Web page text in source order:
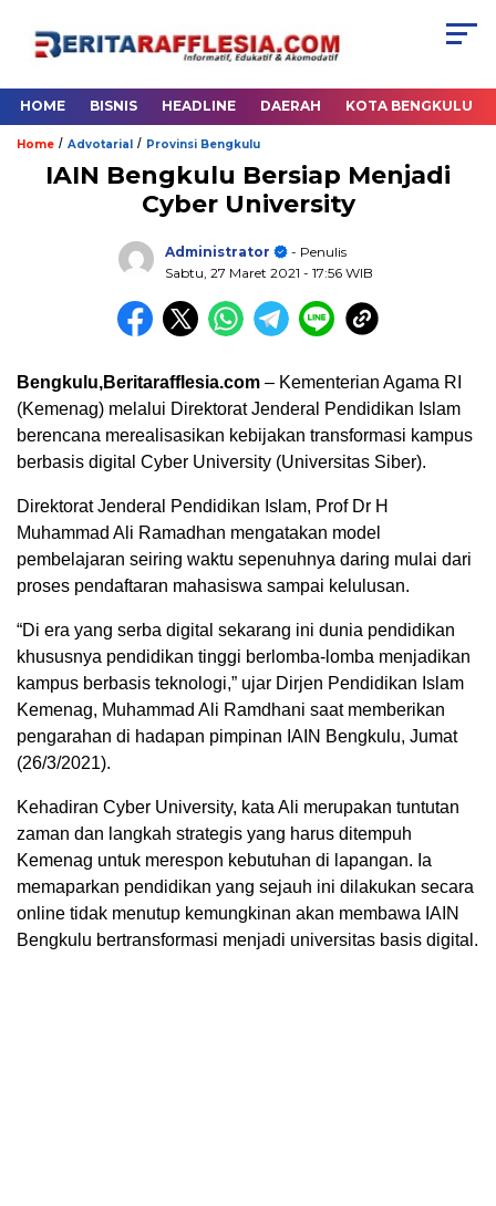
HOME BISNIS HEADLINE DAERAH KOTA BENGKULU
Home / Advotarial / Provinsi Bengkulu
IAIN Bengkulu Bersiap Menjadi
Cyber University
Administrator
- Penulis
Sabtu, 27 Maret 2021 - 17:56 WIB
Bengkulu,Beritarafflesia.com – Kementerian Agama RI
(Kemenag) melalui Direktorat Jenderal Pendidikan Islam
berencana merealisasikan kebijakan transformasi kampus
berbasis digital Cyber University (Universitas Siber).
Direktorat Jenderal Pendidikan Islam, Prof Dr H
Muhammad Ali Ramadhan mengatakan model
pembelajaran seiring waktu sepenuhnya daring mulai dari
proses pendaftaran mahasiswa sampai kelulusan.
“Di era yang serba digital sekarang ini dunia pendidikan
khususnya pendidikan tinggi berlomba-lomba menjadikan
kampus berbasis teknologi,” ujar Dirjen Pendidikan Islam
Kemenag, Muhammad Ali Ramdhani saat memberikan
pengarahan di hadapan pimpinan IAIN Bengkulu, Jumat
(26/3/2021).
Kehadiran Cyber University, kata Ali merupakan tuntutan
zaman dan langkah strategis yang harus ditempuh
Kemenag untuk merespon kebutuhan di lapangan. Ia
memaparkan pendidikan yang sejauh ini dilakukan secara
online tidak menutup kemungkinan akan membawa IAIN
Bengkulu bertransformasi menjadi universitas basis digital.